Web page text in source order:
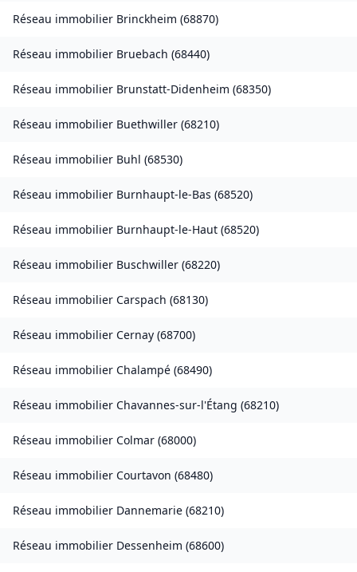
Réseau immobilier Brinckheim (68870)
Réseau immobilier Bruebach (68440)
Réseau immobilier Brunstatt-Didenheim (68350)
Réseau immobilier Buethwiller (68210)
Réseau immobilier Buhl (68530)
Réseau immobilier Burnhaupt-le-Bas (68520)
Réseau immobilier Burnhaupt-le-Haut (68520)
Réseau immobilier Buschwiller (68220)
Réseau immobilier Carspach (68130)
Réseau immobilier Cernay (68700)
Réseau immobilier Chalampé (68490)
Réseau immobilier Chavannes-sur-l'Étang (68210)
Réseau immobilier Colmar (68000)
Réseau immobilier Courtavon (68480)
Réseau immobilier Dannemarie (68210)
Réseau immobilier Dessenheim (68600)